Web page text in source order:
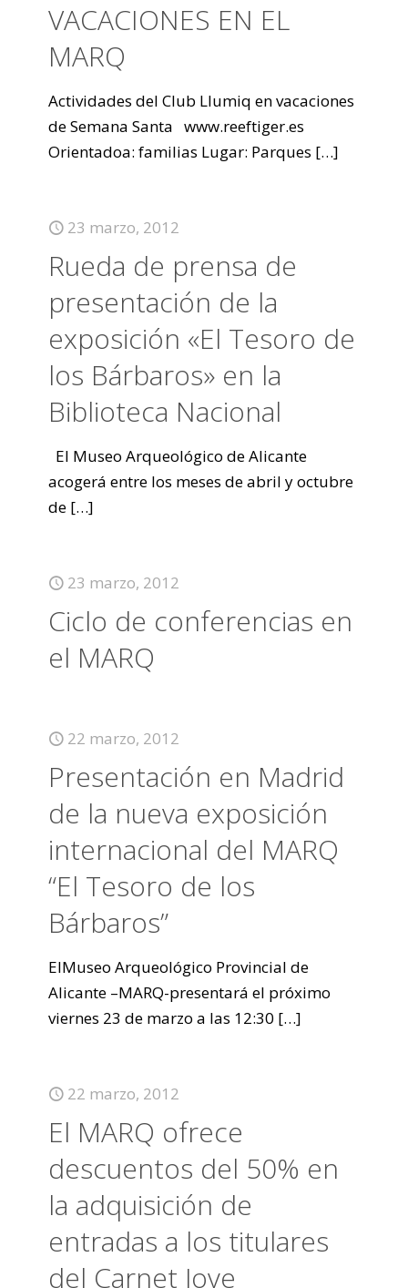
VACACIONES EN EL
MARQ
Actividades del Club Llumiq en vacaciones
de Semana Santa www.reeftiger.es
Orientadoa: familias Lugar: Parques […]
23 marzo, 2012
Rueda de prensa de
presentación de la
exposición «El Tesoro de
los Bárbaros» en la
Biblioteca Nacional
El Museo Arqueológico de Alicante
acogerá entre los meses de abril y octubre
de […]
23 marzo, 2012
Ciclo de conferencias en
el MARQ
22 marzo, 2012
Presentación en Madrid
de la nueva exposición
internacional del MARQ
“El Tesoro de los
Bárbaros”
ElMuseo Arqueológico Provincial de
Alicante –MARQ-presentará el próximo
viernes 23 de marzo a las 12:30 […]
22 marzo, 2012
El MARQ ofrece
descuentos del 50% en
la adquisición de
entradas a los titulares
del Carnet Jove